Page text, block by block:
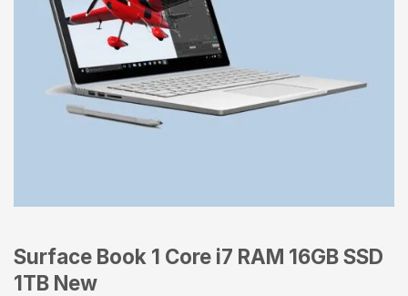
Surface Book 1 Core i7 RAM 16GB SSD
1TB New